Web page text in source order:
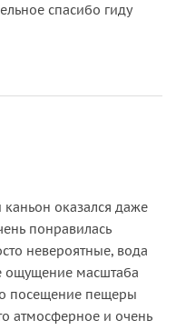
спасибо гиду
оказался даже
понравилась
невероятные, вода
ощущение масштаба
посещение пещеры
атмосферное и очень